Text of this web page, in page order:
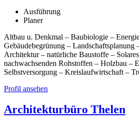
Ausführung
Planer
Altbau u. Denkmal – Baubiologie –
Gebäudebegrünung – Landschaftsplanung
Architektur – natürliche Baustoffe –
nachwachsenden Rohstoffen – Holzbau –
Selbstversorgung – Kreislaufwirtschaft –
Profil ansehen
Architekturbüro Thelen